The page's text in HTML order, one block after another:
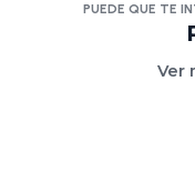
PUEDE QUE TE
Ver